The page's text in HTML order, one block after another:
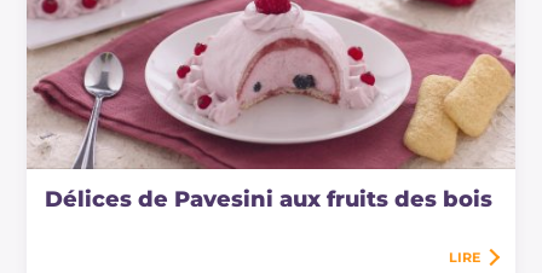
Délices de Pavesini aux fruits des bois
LIRE